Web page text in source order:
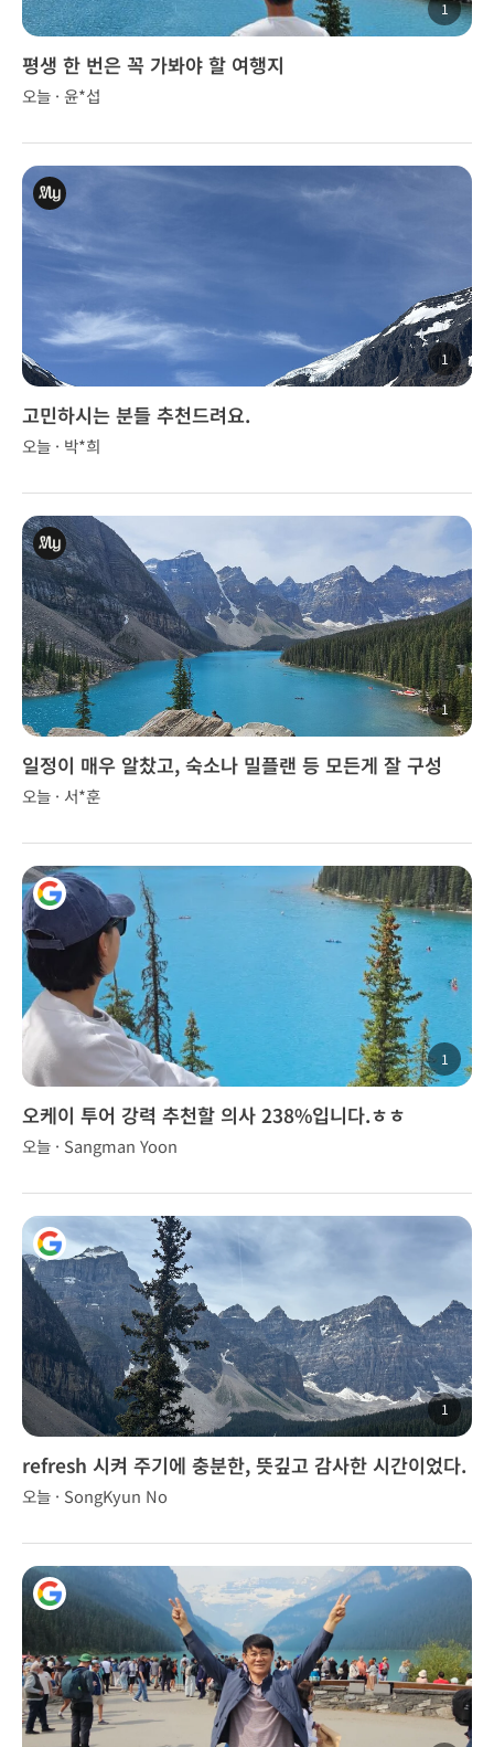
1
평생 한 번은 꼭 가봐야 할 여행지
오늘 · 윤*섭
1
고민하시는 분들 추천드려요.
오늘 · 박*희
1
일정이 매우 알찼고, 숙소나 밀플랜 등 모든게 잘 구성
오늘 · 서*훈
1
오케이 투어 강력 추천할 의사 238%입니다.ㅎㅎ
오늘 · Sangman Yoon
1
refresh 시켜 주기에 충분한, 뜻깊고 감사한 시간이었다.
오늘 · SongKyun No